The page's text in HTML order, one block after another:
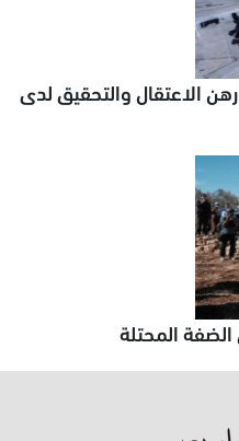
الاعتقال والتحقيق لدى
المحتلة